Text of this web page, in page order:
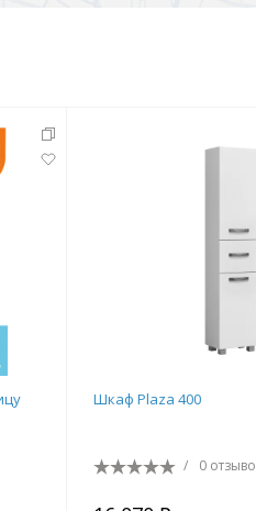
Шкаф Plaza 400
/ 0